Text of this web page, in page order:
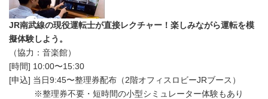
JR南武線の現役運転士が直接レクチャー！楽しみながら運転を模
擬体験しよう。
（協力：音楽館）
[時間] 10:00〜15:30
[申込] 当日9:45〜整理券配布（2階オフィスロビーJRブース）
※整理券不要・短時間の小型シミュレーター体験もあり